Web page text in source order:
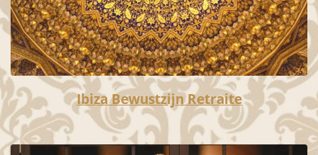
Ibiza Bewustzijn Retraite